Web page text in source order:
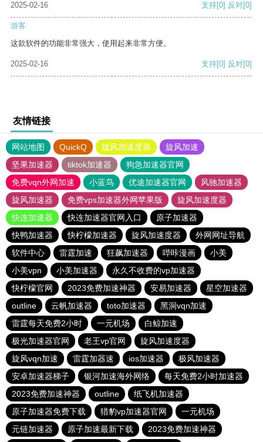
2025-02-16 支持[0] 反对[0]
游客
这款软件的功能非常强大，使用起来非常方便。
2025-02-16 支持[0] 反对[0]
友情链接
网站地图 QuickQ 旋风加速度器
旋风加速
坚果加速器
tiktok加速器
狗急加速器官网
免费vqn外网加速
小蓝鸟 优途加速器官网
风驰加速器
旋风加速器
免费vps加速器外网苹果版
旋风加速度器
快连加速器
快连加速器官网入口
原子加速器
快鸭加速器
快柠檬加速器 旋风加速度器
外网网址导航
软件中心
雷霆加速 狂飙加速器 哔咔漫画
小美
小美vpn
小美加速器
永久不收费的vp加速器
快柠檬官网
2023免费加速神器 安易加速器
星空加速器
outline
云帆加速器 toto加速器
黑洞vqn加速
雷霆每天免费2小时
一元机场
白鲸加速
极光加速器官网
老王vp官网
旋风加速度器
旋风vqn加速
雷霆加器速 ios加速器
极风加速器
安卓加速器梯子
银河加速海外网络
每天免费2小时加速器
2023免费加速神器
outline
纸飞机加速器
原子加速器免费下载
猎豹vp加速器官网
一元机场
元链加速器
原子加速最新下载 2023免费加速神器